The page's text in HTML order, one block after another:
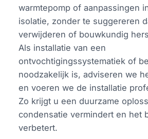
warmtepomp of aanpassingen
isolatie, zonder te suggereren
verwijderen of bouwkundig
Als installatie van een
ontvochtigingssystematiek of
noodzakelijk is, adviseren we
en voeren we de installatie
Zo krijgt u een duurzame
condensatie vermindert en het
verbetert.